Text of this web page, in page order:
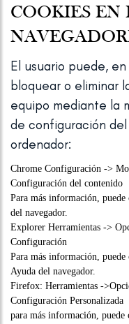
COOKIES EN
El usuario puede,
bloquear o eliminar
equipo mediante la
de configuración
ordenador:
Chrome Configuración ->
Configuración del contenido
Para más información, puede
del navegador.
Explorer Herramientas ->
Configuración
Para más información, puede
Ayuda del navegador.
Firefox: Herramientas -
Configuración Personalizada
para más información, puede